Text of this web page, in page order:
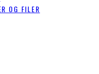
OG FILER